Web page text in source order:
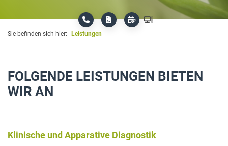
Sie befinden sich hier: Leistungen
FOLGENDE LEISTUNGEN BIETEN
WIR AN
Klinische und Apparative Diagnostik